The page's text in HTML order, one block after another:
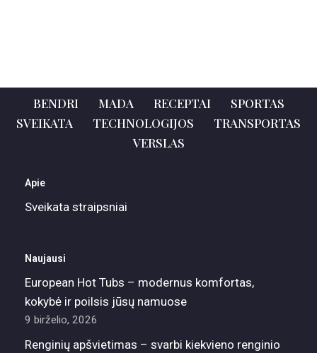
BENDRI MADA RECEPTAI
SPORTAS
SVEIKATA
TECHNOLOGIJOS
TRANSPORTAS
VERSLAS
Apie
Sveikata straipsniai
Naujausi
European Hot Tubs – modernus komfortas,
kokybė ir poilsis jūsų namuose
9 birželio, 2026
Renginių apšvietimas – svarbi kiekvieno renginio